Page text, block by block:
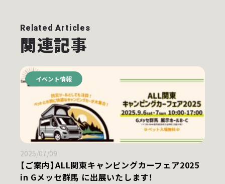
Related Articles
関連記事
イベント情報
2025/07/09
【ご案内】ALL関東キャンピングカーフェア2025
in Gメッセ群馬 に出展いたします！